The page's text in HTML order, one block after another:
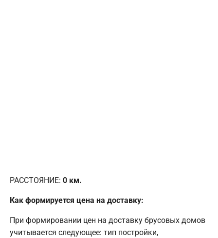
РАССТОЯНИЕ: 0 км.
Как формируется цена на доставку:
При формировании цен на доставку брусовых домов
учитывается следующее: тип постройки,